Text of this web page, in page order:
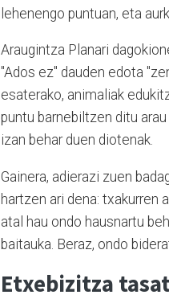
lehenengo puntuan, eta
Araugintza Planari
"Ados ez" dauden edota
esaterako, animaliak
puntu barnebiltzen ditu
izan behar duen diotenak.
Gainera, adierazi zuen
hartzen ari dena: txakurren
atal hau ondo hausnartu
baitauka. Beraz, ondo
Etxebizitza